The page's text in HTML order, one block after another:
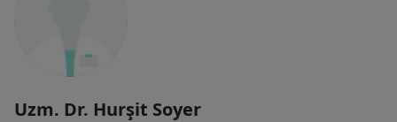
Uzm. Dr. Hurşit Soyer